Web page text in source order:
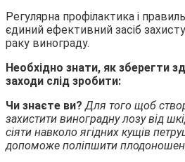
Регулярна профілактика і
єдиний ефективний засіб
раку винограду.
Необхідно знати, як зберегти
заходи слід зробити:
Чи знаєте ви?Для того щоб
захистити виноградну лозу від
сіяти навколо ягідних кущів
допоможе поліпшити